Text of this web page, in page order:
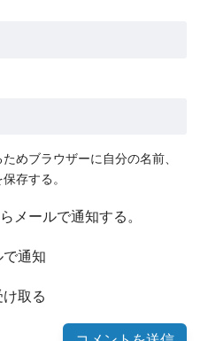
めブラウザーに自分の名前、
存する。
メールで通知する。
通知
取る